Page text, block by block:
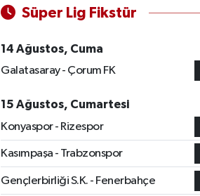
Süper Lig Fikstür
14 Ağustos, Cuma
Galatasaray - Çorum FK
15 Ağustos, Cumartesi
Konyaspor - Rizespor
Kasımpaşa - Trabzonspor
Gençlerbirliği S.K. - Fenerbahçe